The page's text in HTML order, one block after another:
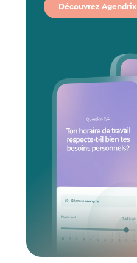
Découvrez Agendrix